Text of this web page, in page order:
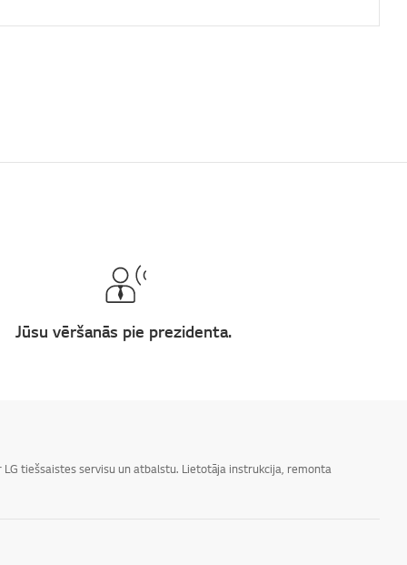
Jūsu vēršanās pie prezidenta.
tiešsaistes servisu un atbalstu. Lietotāja instrukcija, remonta